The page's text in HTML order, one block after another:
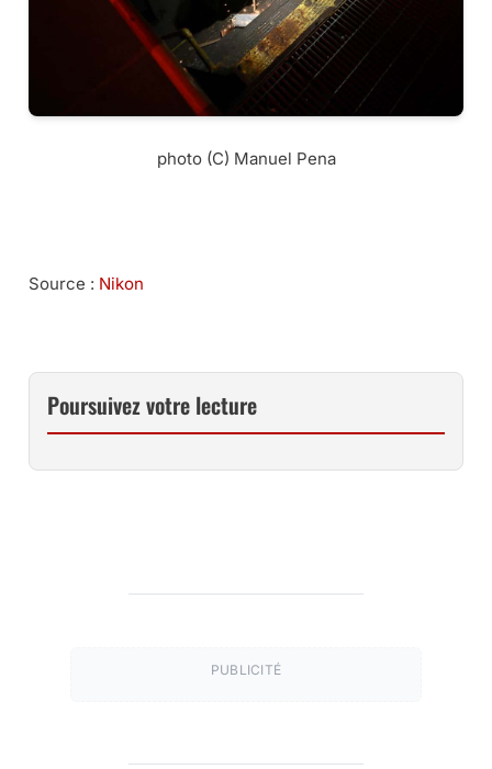
photo (C) Manuel Pena
Source : Nikon
Poursuivez votre lecture
PUBLICITÉ